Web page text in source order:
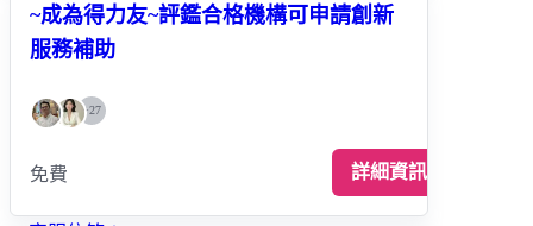
~成為得力友~評鑑合格機構可申請創新
服務補助
+27
免費 詳細資訊